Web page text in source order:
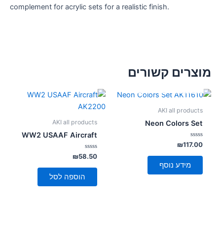
complement for acrylic sets for a realistic finish.
מוצרים קשורים
AKI all products
Neon Colors Set
דורג
0
מתוך
₪117.00
מידע נוסף
AKI all products
WW2 USAAF Aircraft
דורג
0
מתוך
₪58.50
הוספה לסל